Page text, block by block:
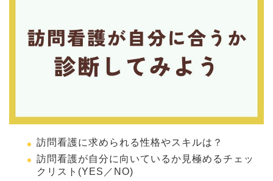
訪問看護に求められる性格やスキルは？
訪問看護が自分に向いているか見極めるチェッ
クリスト(YES／NO)